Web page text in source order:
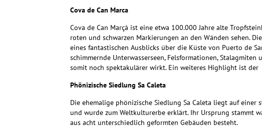
Cova de Can Marca
Cova de Can Marçà ist eine etwa 100.000 Jahre alte
roten und schwarzen Markierungen an den Wänden sehen.
eines fantastischen Ausblicks über die Küste von Puerto de
schimmernde Unterwasserseen, Felsformationen,
somit noch spektakulärer wirkt. Ein weiteres Highlight ist
Phönizische Siedlung Sa Caleta
Die ehemalige phönizische Siedlung Sa Caleta liegt auf einer
und wurde zum Weltkulturerbe erklärt. Ihr Ursprung stammt
aus acht unterschiedlich geformten Gebäuden besteht.